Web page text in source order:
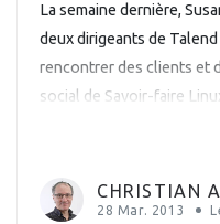
La semaine dernière,
deux dirigeants de
rencontrer des clients et
social de Savoir-faire
CHRISTIAN
28 Mar. 2013